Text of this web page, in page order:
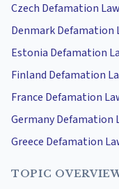
Czech Defamation
Denmark Defamation
Estonia Defamation
Finland Defamation
France Defamation
Germany Defamation
Greece Defamation
TOPIC